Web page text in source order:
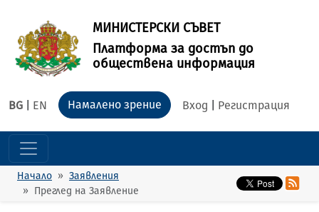
МИНИСТЕРСКИ СЪВЕТ
Платформа за достъп до
обществена информация
BG EN Вход Регистрация
Намалено зрение
Начало
Заявления
Преглед на Заявление